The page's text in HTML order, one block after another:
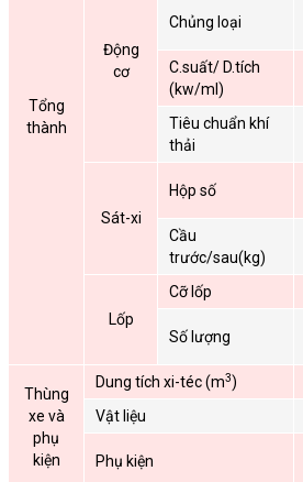
Tổng
thành
Động
cơ
Chủng loại
C.suất/ D.tích
(kw/ml)
Tiêu chuẩn khí
thải
Sát-xi
Hộp số
Cầu
trước/sau(kg)
Lốp
Cỡ lốp
Số lượng
Thùng
xe và
phụ
kiện
Dung tích xi-téc (m3)
Vật liệu
Phụ kiện